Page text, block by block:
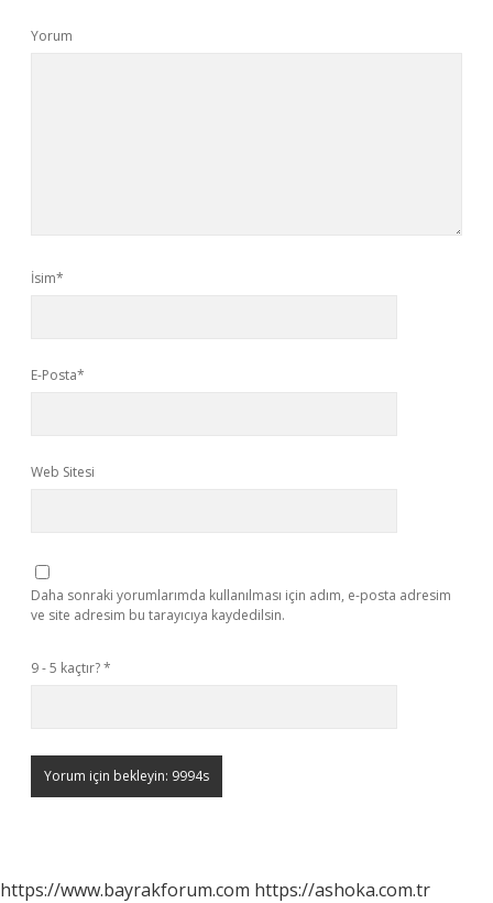
Yorum
İsim*
E-Posta*
Web Sitesi
Daha sonraki yorumlarımda kullanılması için adım, e-posta adresim
ve site adresim bu tarayıcıya kaydedilsin.
9 - 5 kaçtır?*
https://www.bayrakforum.com https://ashoka.com.tr